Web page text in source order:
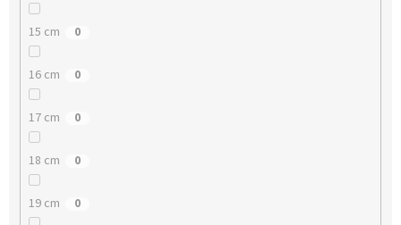
15 cm 0
16 cm 0
17 cm 0
18 cm 0
19 cm 0